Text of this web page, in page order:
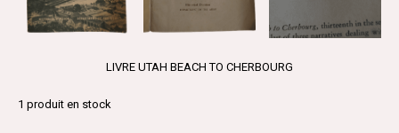
LIVRE UTAH BEACH TO CHERBOURG
1 produit en stock